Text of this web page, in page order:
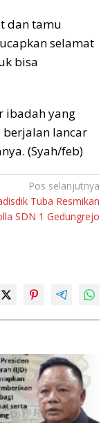
dan tamu
selamat
bisa
ibadah yang
berjalan lancar
(Syah/feb)
Pos selanjutnya
Tuba Resmikan
SDN 1 Gedungrejo